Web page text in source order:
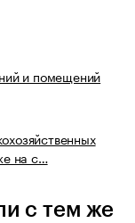
и помещений
на с…
с тем же